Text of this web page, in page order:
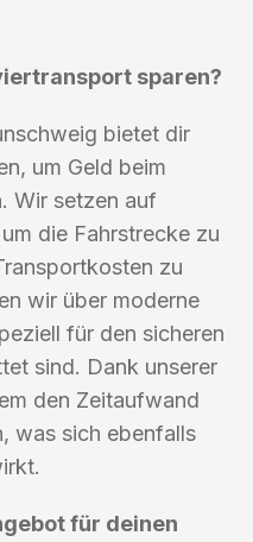
sparen?
bietet dir
um Geld beim
Wir setzen auf
die Fahrstrecke zu
zu
wir über moderne
für den sicheren
sind. Dank unserer
den Zeitaufwand
was sich ebenfalls
für deinen